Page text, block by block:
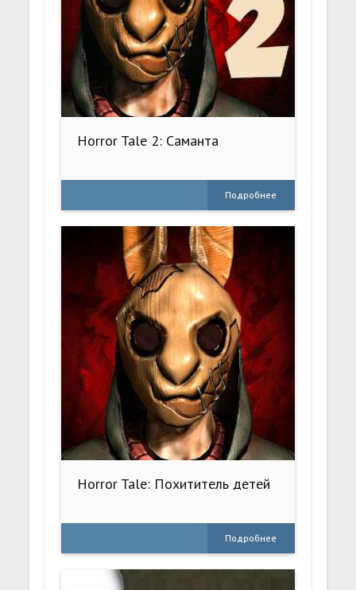
Horror Tale 2: Саманта
Подробнее
Horror Tale: Похититель детей
Подробнее